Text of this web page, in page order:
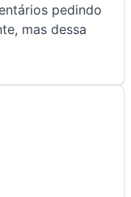
pedindo
mas dessa